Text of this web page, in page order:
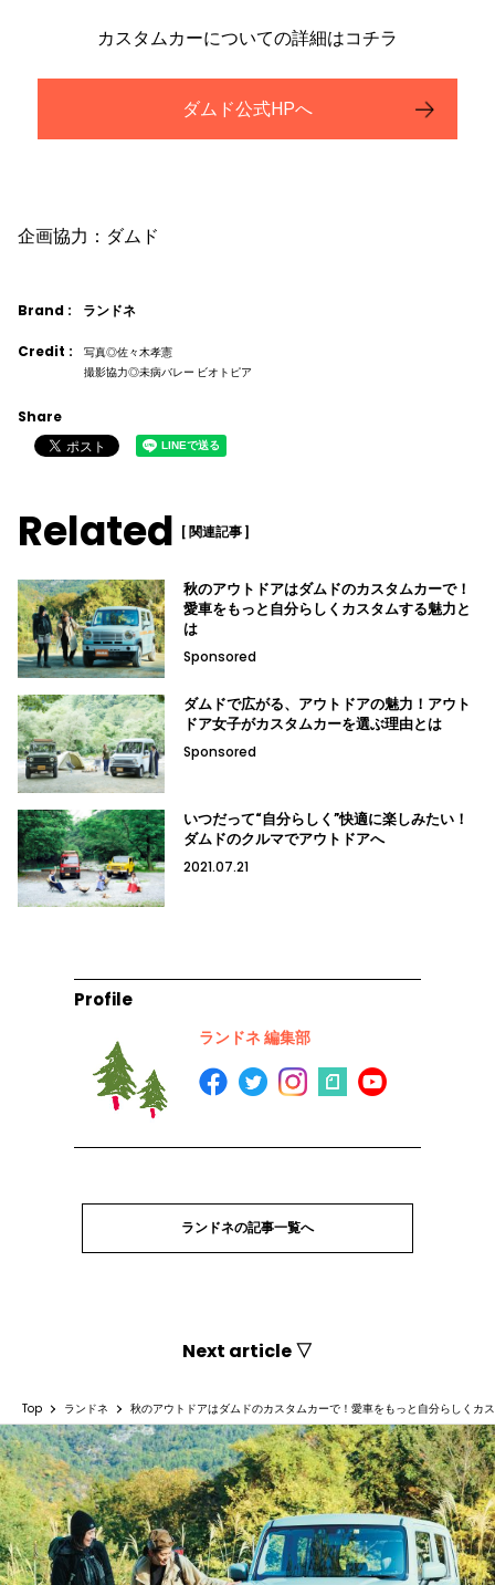
カスタムカーについての詳細はコチラ
ダムド公式HPへ
企画協力：ダムド
Brand : ランドネ
Credit :
写真◎佐々木孝憲
撮影協力◎未病バレー ビオトピア
Share
Related [ 関連記事 ]
秋のアウトドアはダムドのカスタムカーで！
愛車をもっと自分らしくカスタムする魅力と
は
Sponsored
ダムドで広がる、アウトドアの魅力！アウト
ドア女子がカスタムカーを選ぶ理由とは
Sponsored
いつだって“自分らしく”快適に楽しみたい！
ダムドのクルマでアウトドアへ
2021.07.21
Profile
ランドネ 編集部
ランドネの記事一覧へ
Next article ▽
Top ランドネ 秋のアウトドアはダムドのカスタムカーで！愛車をもっと自分らしくカ